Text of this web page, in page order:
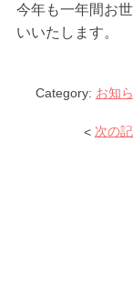
今年も一年間お
いいたします。
Category: お知
< 次の